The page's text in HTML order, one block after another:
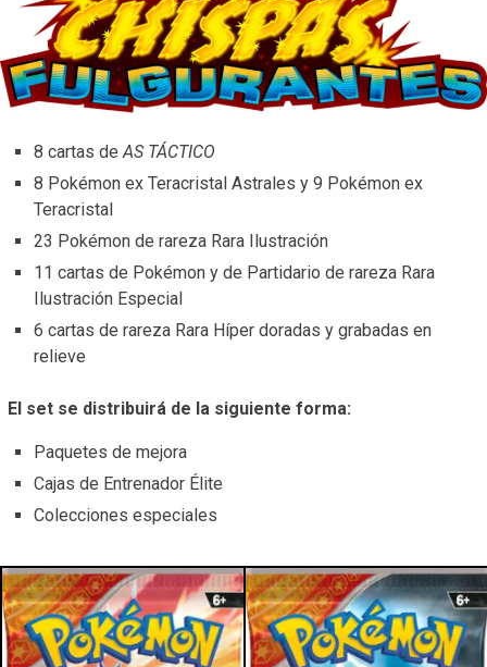
8 cartas deAS TÁCTICO
8 Pokémon ex Teracristal Astrales y 9 Pokémon ex
Teracristal
23 Pokémon de rareza Rara Ilustración
11 cartas de Pokémon y de Partidario de rareza Rara
Ilustración Especial
6 cartas de rareza Rara Híper doradas y grabadas en
relieve
El set se distribuirá de la siguiente forma:
Paquetes de mejora
Cajas de Entrenador Élite
Colecciones especiales